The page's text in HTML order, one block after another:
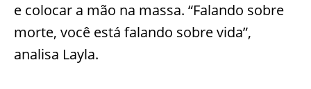
e colocar a mão na massa. “Falando sobre
morte, você está falando sobre vida”,
analisa Layla.